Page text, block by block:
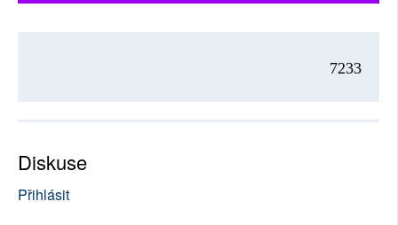
7233
Diskuse
Přihlásit